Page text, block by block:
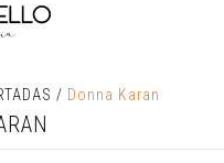
/ Donna Karan